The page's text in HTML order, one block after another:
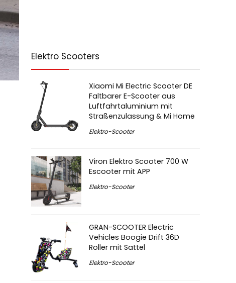
Elektro Scooters
Xiaomi Mi Electric Scooter DE
Faltbarer E-Scooter aus
Luftfahrtaluminium mit
Straßenzulassung & Mi Home
Elektro-Scooter
Viron Elektro Scooter 700 W
Escooter mit APP
Elektro-Scooter
GRAN-SCOOTER Electric
Vehicles Boogie Drift 36D
Roller mit Sattel
Elektro-Scooter